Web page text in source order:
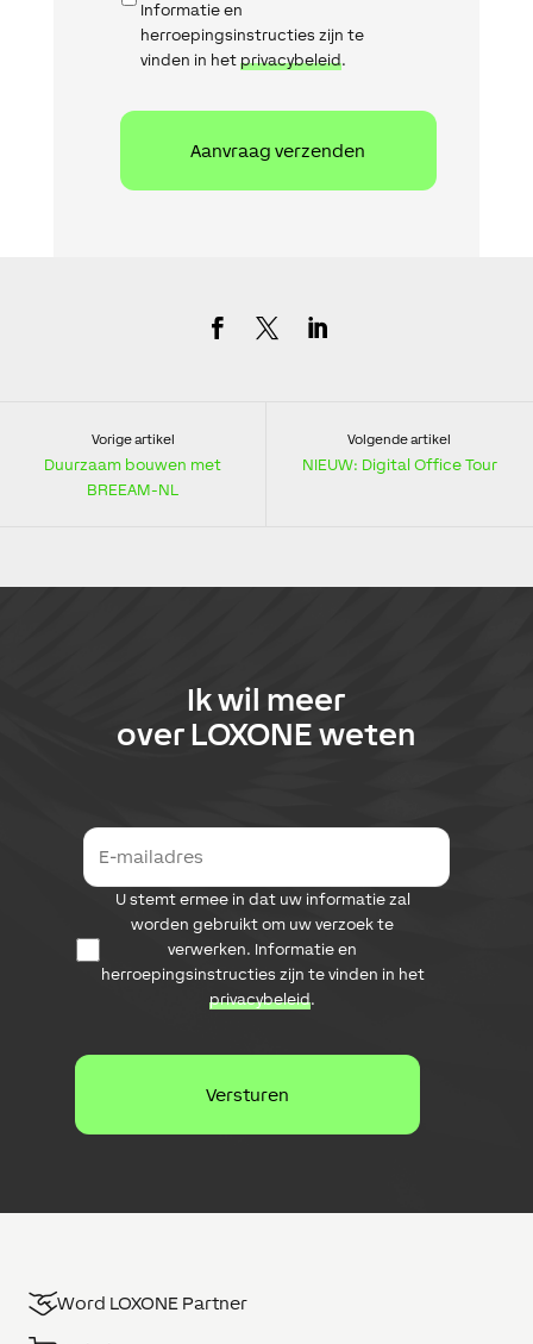
Informatie en
herroepingsinstructies zijn te
vinden in het privacybeleid.
Vorige artikel
Duurzaam bouwen met
BREEAM-NL
Volgende artikel
NIEUW: Digital Office Tour
Ik wil meer
overLOXONEweten
a
i
l
r
s
D
a
t
b
e
e
m
U stemt ermee in dat uw informatie zal
worden gebruikt om uw verzoek te
verwerken. Informatie en
herroepingsinstructies zijn te vinden in het
privacybeleid.
Word LOXONE Partner